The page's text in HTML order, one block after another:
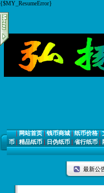
{$MY_ResumeError}
|网站首页|钱币商城|纸币价格|
币 | 精品纸币 | 日伪纸币 | 省行纸币 |
最新公